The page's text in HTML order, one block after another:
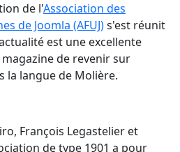
de l'Association des
de Joomla (AFUJ)s'est réunit
est une excellente
de revenir sur
la langue de Molière.
François Legastelier et
de type 1901 a pour